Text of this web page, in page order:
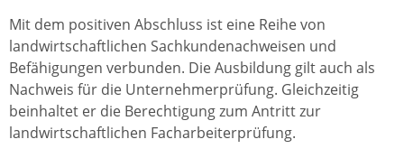
Mit dem positiven Abschluss ist eine Reihe von
landwirtschaftlichen Sachkundenachweisen und
Befähigungen verbunden. Die Ausbildung gilt auch als
Nachweis für die Unternehmerprüfung. Gleichzeitig
beinhaltet er die Berechtigung zum Antritt zur
landwirtschaftlichen Facharbeiterprüfung.